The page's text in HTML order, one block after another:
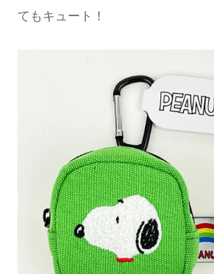
てもキュート！